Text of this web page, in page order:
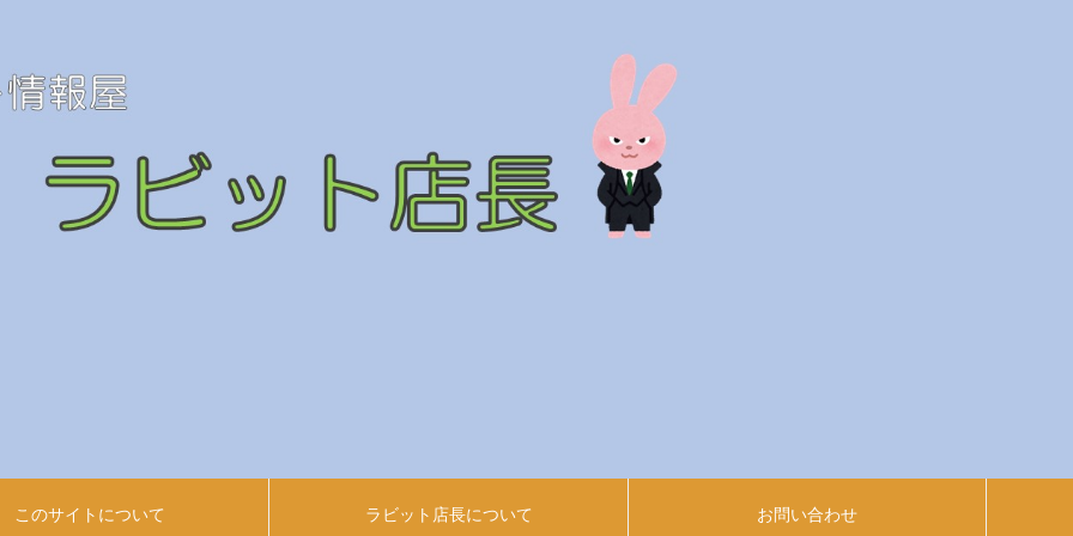
このサイトについて ラビット店長について お問い合わせ